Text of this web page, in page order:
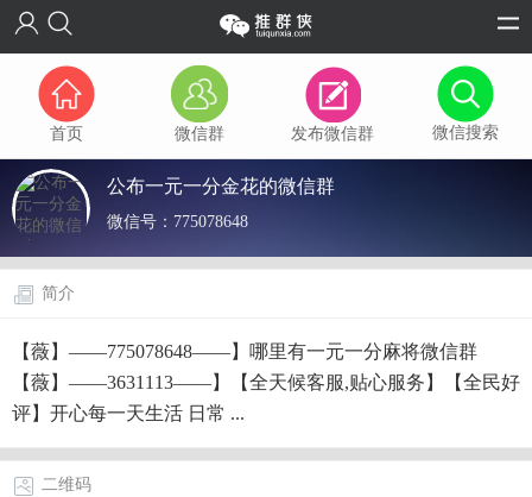
首页 微信群 发布微信群 微信搜索
公布一元一分金花的微信群
微信号： 775078648
简介
【薇】——775078648——】哪里有一元一分麻将微信群
【薇】——3631113——】【全天候客服,贴心服务】【全民好
评】开心每一天生活 日常 ...
二维码